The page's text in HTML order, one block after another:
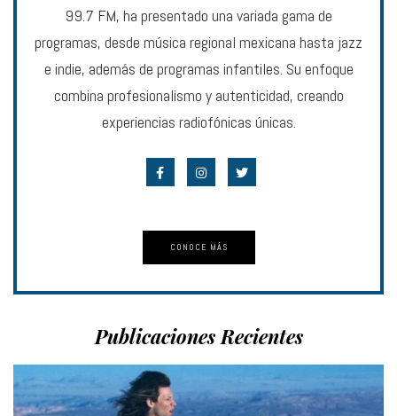
99.7 FM, ha presentado una variada gama de
programas, desde música regional mexicana hasta jazz
e indie, además de programas infantiles. Su enfoque
combina profesionalismo y autenticidad, creando
experiencias radiofónicas únicas.
CONOCE MÁS
Publicaciones Recientes